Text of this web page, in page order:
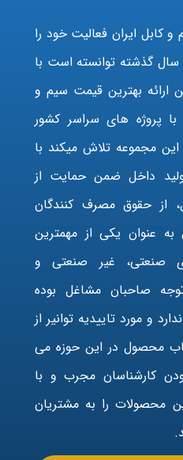
و کابل ایران فعالیت خود را
آغاز کرده است در طول 10 سال گذشته توانسته است با
بهترین قیمت سیم و
پروژه های سراسر کشور
مجموعه تلاش میکند با
داخل ضمن حمایت از
از حقوق مصرف کنندگان
عنوان یکی از مهمترین
صنعتی، غیر صنعتی و
صاحبان مشاغل بوده
و مورد تاییدیه توانیر از
محصول در این حوزه می
کارشناسان مجرب و با
محصولات را به مشتریان